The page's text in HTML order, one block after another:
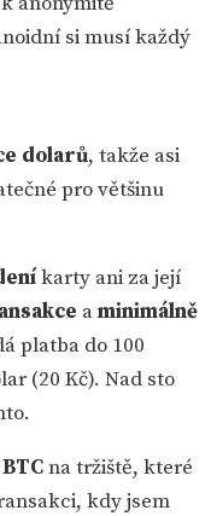
si musí každý
dolarů, takže asi
pro většinu
karty ani za její
aminimálně
platba do 100
(20 Kč). Nad sto
na tržiště, které
kdy jsem